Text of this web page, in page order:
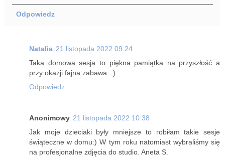
Odpowiedz
Natalia 21 listopada 2022 09:24
Taka domowa sesja to piękna pamiątka na przyszłość a
przy okazji fajna zabawa. :)
Odpowiedz
Anonimowy 21 listopada 2022 10:38
Jak moje dzieciaki były mniejsze to robiłam takie sesje
świąteczne w domu:) W tym roku natomiast wybraliśmy się
na profesjonalne zdjęcia do studio. Aneta S.